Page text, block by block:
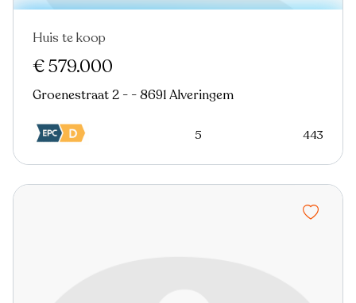
In optie
Huis te koop
€ 579.000
Groenestraat 2 - - 8691 Alveringem
5 443